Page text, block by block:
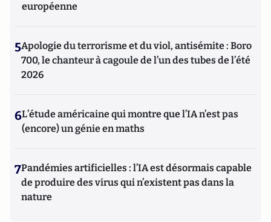
européenne
5Apologie du terrorisme et du viol, antisémite : Boro
700, le chanteur à cagoule de l’un des tubes de l’été
2026
6L’étude américaine qui montre que l’IA n’est pas
(encore) un génie en maths
7Pandémies artificielles : l’IA est désormais capable
de produire des virus qui n’existent pas dans la
nature